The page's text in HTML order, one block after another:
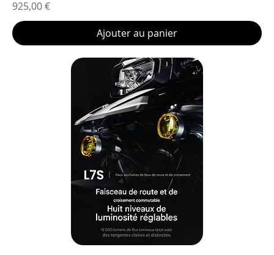
Prix
925,00 €
Ajouter au panier